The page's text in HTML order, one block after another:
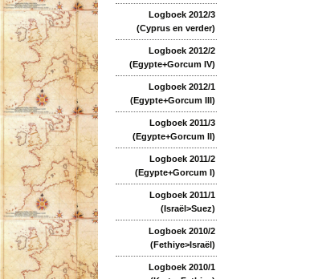
Logboek 2012/3
(Cyprus en verder)
Logboek 2012/2
(Egypte+Gorcum IV)
Logboek 2012/1
(Egypte+Gorcum III)
Logboek 2011/3
(Egypte+Gorcum II)
Logboek 2011/2
(Egypte+Gorcum I)
Logboek 2011/1
(Israël>Suez)
Logboek 2010/2
(Fethiye>Israël)
Logboek 2010/1